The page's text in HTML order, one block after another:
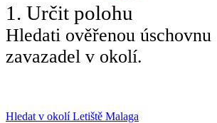
1 . Určit polohu
Hledati ověřenou úschovnu
zavazadel v okolí.
Hledat v okolí Letiště Malaga